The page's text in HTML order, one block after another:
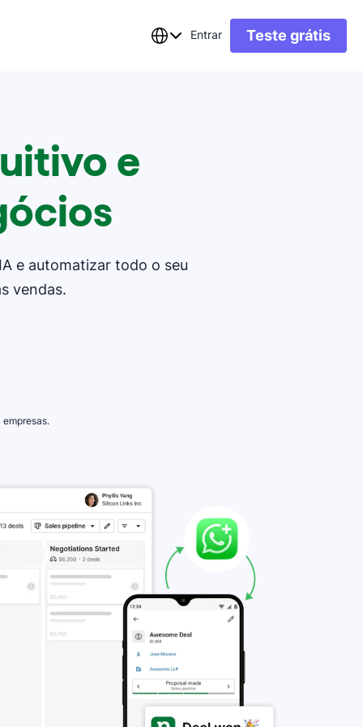
Entrar Teste grátis
e
e automatizar todo o seu
vendas.